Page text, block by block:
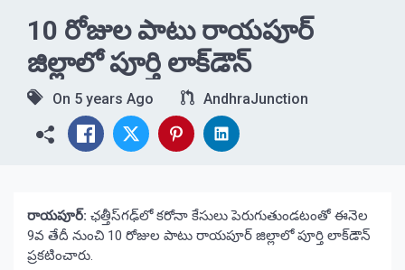
10 రోజుల పాటు రాయపూర్
జిల్లాలో పూర్తి లాక్‌డౌన్
On 5 years Ago AndhraJunction
రాయపూర్: ఛత్తీస్‌గఢ్‌లో కరోనా కేసులు పెరుగుతుండటంతో ఈనెల
9వ తేదీ నుంచి 10 రోజుల పాటు రాయపూర్ జిల్లాలో పూర్తి లాక్‌డౌన్
ప్రకటించారు.